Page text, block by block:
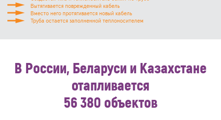
Вытягивается поврежденный кабель
Вместо него протягивается новый кабель
Труба остается заполненной теплоносителем
В России, Беларуси и Казахстане
отапливается
56 380 объектов